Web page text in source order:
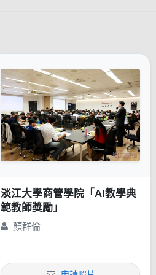
淡江大學商管學院「AI教學典
範教師獎勵」
顏群倫